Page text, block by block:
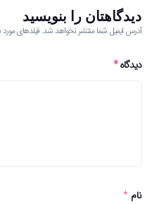
دیدگاهتان را بنویسید
آدرس ایمیل شما منتشر نخواهد شد. فیلدهای مورد
دیدگاه*
نام *